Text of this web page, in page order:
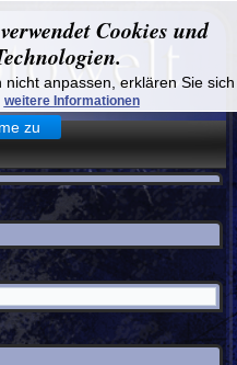
Cookies und
anpassen, erklären Sie sich
weitere Informationen
zu